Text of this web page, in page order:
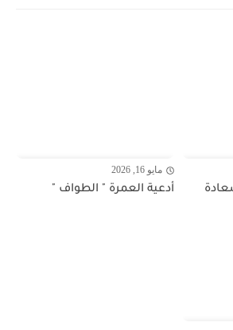
مايو 16, 2026
أدعية العمرة " الطواف "